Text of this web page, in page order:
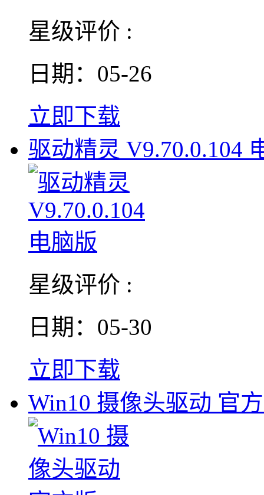
星级评价 :
日期：05-26
立即下载
驱动精灵 V9.70.0.104
星级评价 :
日期：05-30
立即下载
Win10 摄像头驱动 官